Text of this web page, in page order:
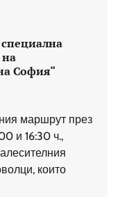
на
София“
маршрут през
и 16:30 ч.,
които